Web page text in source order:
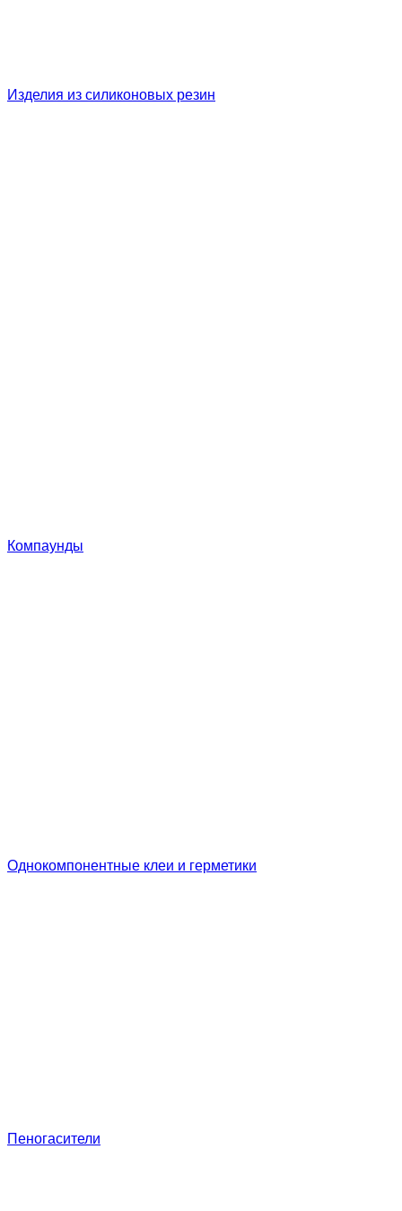
Изделия из силиконовых резин
Компаунды
Однокомпонентные клеи и герметики
Пеногасители